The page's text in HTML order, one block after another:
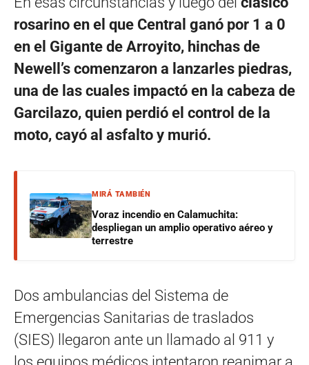
rosarino en el que Central ganó por 1 a 0
en el Gigante de Arroyito, hinchas de
Newell’s comenzaron a lanzarles piedras,
una de las cuales impactó en la cabeza de
Garcilazo, quien perdió el control de la
moto, cayó al asfalto y murió.
MIRÁ TAMBIÉN
Voraz incendio en Calamuchita:
despliegan un amplio operativo aéreo y
terrestre
Dos ambulancias del Sistema de
Emergencias Sanitarias de traslados
(SIES) llegaron ante un llamado al 911 y